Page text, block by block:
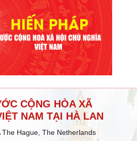
CỘNG HÒA XÃ
NAM TẠI HÀ LAN
Hague, The Netherlands